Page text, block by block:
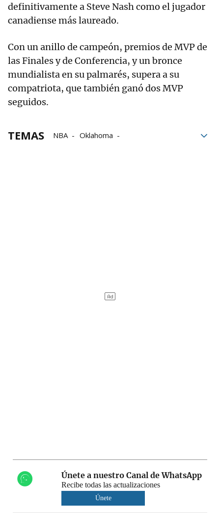
definitivamente a Steve Nash como el jugador
canadiense más laureado.
Con un anillo de campeón, premios de MVP de
las Finales y de Conferencia, y un bronce
mundialista en su palmarés, supera a su
compatriota, que también ganó dos MVP
seguidos.
TEMAS NBA
Oklahoma
Únete a nuestro Canal de WhatsApp
Recibe todas las actualizaciones
Únete